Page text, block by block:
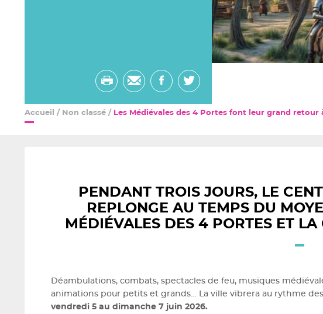
ImprimerEnvoyer
par
Partager
sur
Partager
sur
Accueil / Non classé / Les Médiévales des 4 Portes font leur grand retour
PENDANT TROIS JOURS, LE
REPLONGE AU TEMPS DU
MÉDIÉVALES DES 4 PORTES ET
Déambulations, combats, spectacles de feu, musiques
animations pour petits et grands… La ville vibrera au rythme
vendredi 5 au dimanche 7 juin 2026.